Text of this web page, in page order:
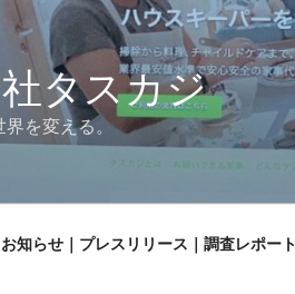
タスカジ
界を変える。
お知らせ｜プレスリリース｜調査レポート